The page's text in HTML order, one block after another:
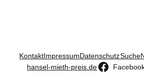
KontaktImpressumDatenschutzSuche
hansel-mieth-preis.de